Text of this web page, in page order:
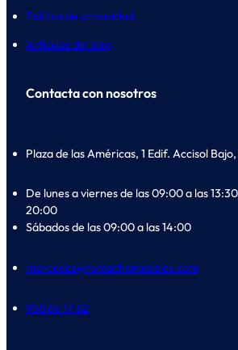
Política de privacidad
Artículos del blog
Contacta con nosotros
Plaza de las Américas, 1 Edif. Accisol
De lunes a viernes de las 09:00 a las
20:00
Sábados de las 09:00 a las 14:00
mercedes@romachomuebles.com
958 66 17 82